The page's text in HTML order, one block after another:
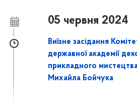
05 червня 2024
Виїзне засідання
державної академії
прикладного мистецтва
Михайла Бойчука